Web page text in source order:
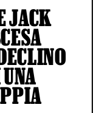
JACK